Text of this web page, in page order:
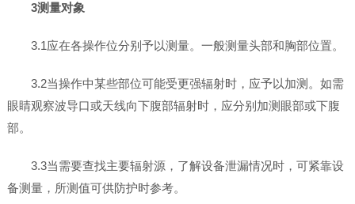
3测量对象
3.1应在各操作位分别予以测量。一般测量头部和胸部位置。
3.2当操作中某些部位可能受更强辐射时，应予以加测。如需
眼睛观察波导口或天线向下腹部辐射时，应分别加测眼部或下腹
部。
3.3当需要查找主要辐射源，了解设备泄漏情况时，可紧靠设
备测量，所测值可供防护时参考。